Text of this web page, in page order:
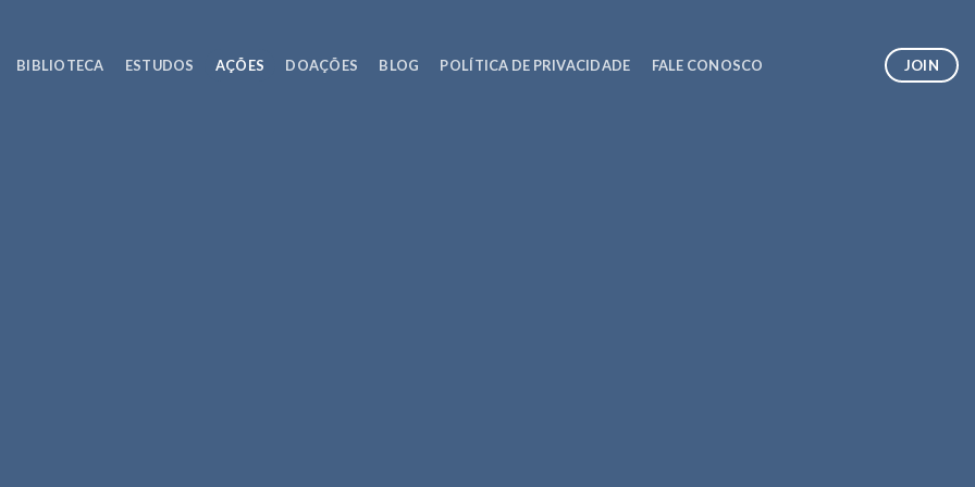
BIBLIOTECA ESTUDOS AÇÕES DOAÇÕES BLOG POLÍTICA DE PRIVACIDADE FALE CONOSCO JOIN